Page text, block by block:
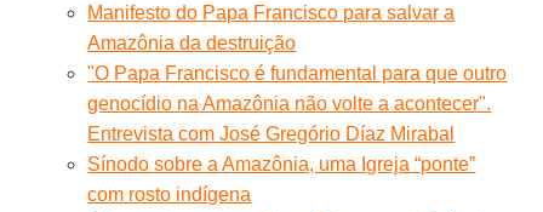
Manifesto do Papa Francisco para salvar a
Amazônia da destruição
"O Papa Francisco é fundamental para que outro
genocídio na Amazônia não volte a acontecer".
Entrevista com José Gregório Díaz Mirabal
Sínodo sobre a Amazônia, uma Igreja “ponte”
com rosto indígena